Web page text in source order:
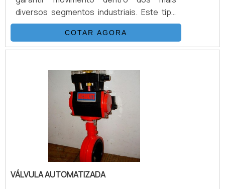
diversos segmentos industriais. Este tipo
de atuador possui duas aplicações
principais: em Cilindros (que convertem a
energia linearmente) ou rotativos
próprio campo). Além de sua versatilidade
de atuação, o equipamento realiza o
processo com precisão, eficiência e força.
São procurados pelos mais diversos se.
COTAR AGORA
VÁLVULA AUTOMATIZADA